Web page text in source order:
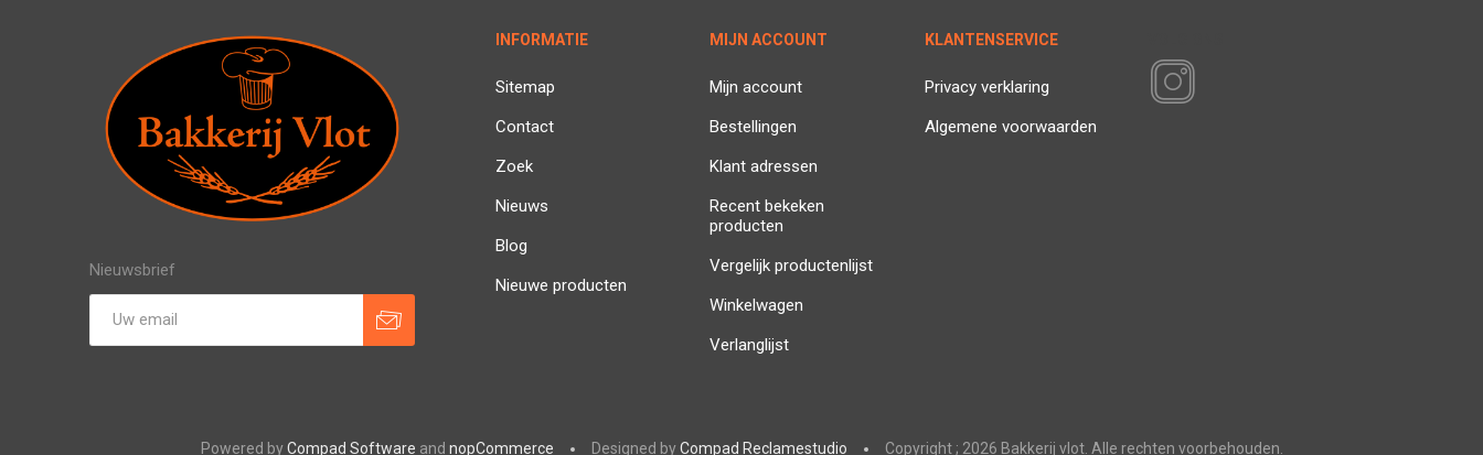
Nieuwsbrief
INFORMATIE
Sitemap
Contact
Zoek
Nieuws
Blog
Nieuwe producten
MIJN ACCOUNT
Mijn account
Bestellingen
Klant adressen
Recent bekeken
producten
Vergelijk productenlijst
Winkelwagen
Verlanglijst
KLANTENSERVICE
Privacy verklaring
Algemene voorwaarden
Powered byCompad Software and nopCommerce Designed byCompad Reclamestudio Copyright ; 2026 Bakkerij vlot. Alle rechten voorbehouden.